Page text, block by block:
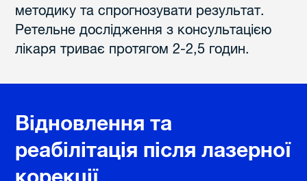
методику та спрогнозувати результат.
Ретельне дослідження з консультацією
лікаря триває протягом 2-2,5 годин.
Відновлення та
реабілітація після лазерної